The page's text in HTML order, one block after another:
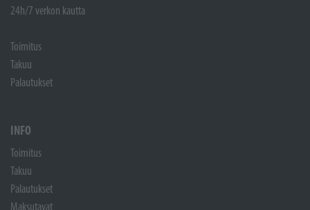
24h/7 verkon kautta
Toimitus
Takuu
Palautukset
INFO
Toimitus
Takuu
Palautukset
Maksutavat